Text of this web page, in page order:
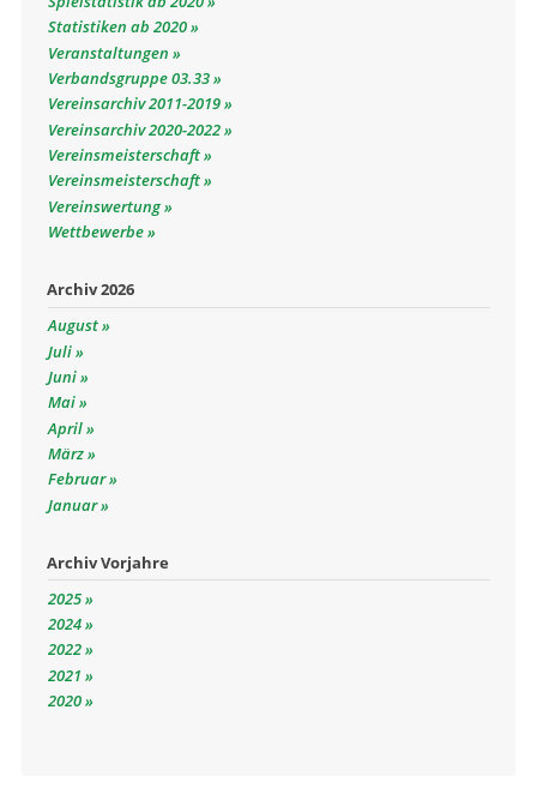
Statistiken ab 2020
Veranstaltungen
Verbandsgruppe 03.33
Vereinsarchiv 2011-2019
Vereinsarchiv 2020-2022
Vereinsmeisterschaft
Vereinsmeisterschaft
Vereinswertung
Wettbewerbe
Archiv 2026
August
Juli
Juni
Mai
April
März
Februar
Januar
Archiv Vorjahre
2025
2024
2022
2021
2020